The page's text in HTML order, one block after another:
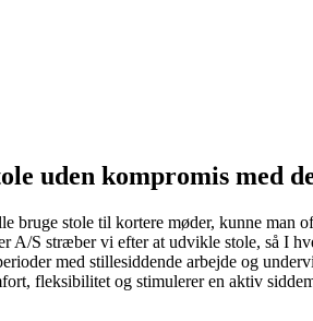
uden kompromis med
bruge stole til kortere møder, kunne
A/S stræber vi efter at udvikle stole, så I
med stillesiddende arbejde og
fleksibilitet og stimulerer en aktiv